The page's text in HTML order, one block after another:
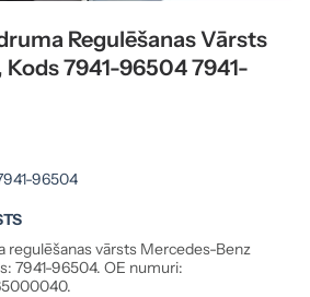
Regulēšanas Vārsts
7941-96504 7941-
96504
regulēšanas vārsts Mercedes-Benz
7941-96504. OE numuri: